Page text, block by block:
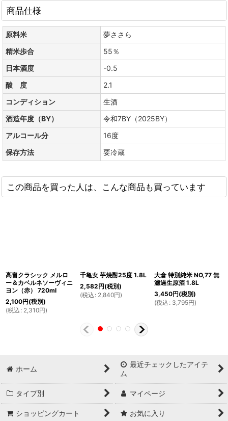
商品仕様
原料米
夢ささら
精米歩合
55％
日本酒度
-0.5
酸 度
2.1
コンディション
生酒
酒造年度（BY）
令和7BY（2025BY）
アルコール分
16度
保存方法
要冷蔵
この商品を買った人は、こんな商品も買っています
高畠クラシック メルロ
ー＆カベルネソーヴィニ
ヨン（赤） 720ml
2,100円(税別)
(税込 : 2,310円)
千亀女 芋焼酎25度 1.8L
2,582円(税別)
(税込 : 2,840円)
大倉 特別純米 NO,77 無
濾過生原酒 1.8L
3,450円(税別)
(税込 : 3,795円)
ホーム
最近チェックしたアイテ
ム
タイプ別 マイページ
ショッピングカート お気に入り